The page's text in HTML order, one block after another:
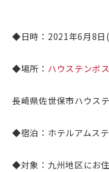
◆日時：2021年6月8日
◆場所： ハウステンボス
長崎県佐世保市ハウス
◆宿泊：ホテルアムステ
◆対象：九州地区にお